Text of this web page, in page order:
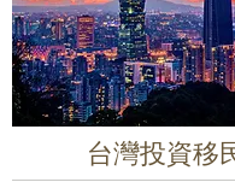
台灣投資移